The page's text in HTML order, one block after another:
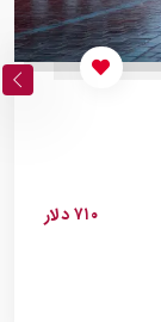
۷۱۰ دلار